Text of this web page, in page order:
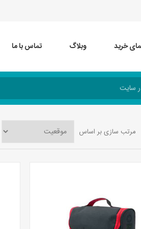
خرید وبلاگ تماس با ما
مرتب سازی بر اساس